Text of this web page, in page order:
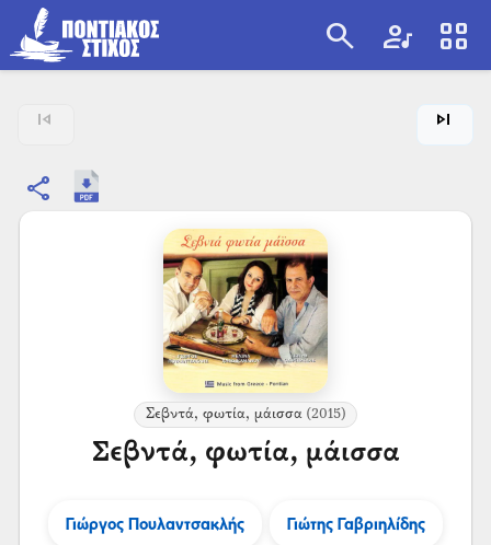
search artist view_cozy
skip_previous skip_next
share
Σεβντά, φωτία, μάισσα(2015)
Σεβντά, φωτία, μάισσα
Γιώργος Πουλαντσακλής Γιώτης Γαβριηλίδης